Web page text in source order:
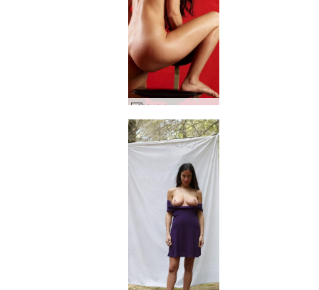
Muriela sarkana #53